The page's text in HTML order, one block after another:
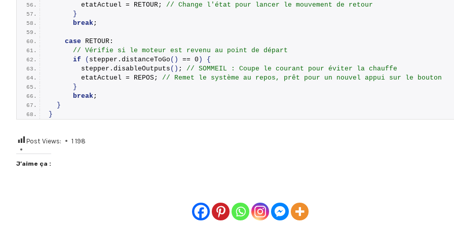
        etatActuel = RETOUR;
// Change l'état pour lancer le mouvement de retour
}
break;
case RETOUR:
// Vérifie si le moteur est revenu au point de départ
if
( stepper. distanceToGo () == 0 )
{
        stepper.
disableOutputs () ; // SOMMEIL : Coupe le courant pour éviter la chauffe
        etatActuel = REPOS;
// Remet le système au repos, prêt pour un nouvel appui sur le bouton
}
break;
}
}
Post Views: 1 198
J’aime ça :